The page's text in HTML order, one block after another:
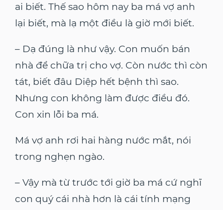
ai biết. Thế sao hôm nay ba má vợ anh
lại biết, mà lạ một điều là giờ mới biết.
– Dạ đúng là như vậy. Con muốn bán
nhà để chữa trị cho vợ. Còn nước thì còn
tát, biết đâu Diệp hết bệnh thì sao.
Nhưng con không làm được điều đó.
Con xin lỗi ba má.
Má vợ anh rơi hai hàng nước mắt, nói
trong nghẹn ngào.
– Vậy mà từ trước tới giờ ba má cứ nghĩ
con quý cái nhà hơn là cái tính mạng